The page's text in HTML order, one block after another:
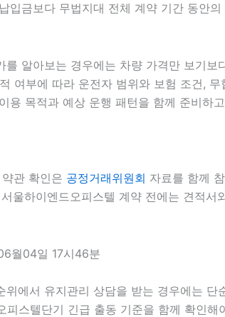
입금보다 무법지대 전체 계약 기간 동
알아보는 경우에는 차량 가격만 보기
여부에 따라 운전자 범위와 보험 조건,
용 목적과 예상 운행 패턴을 함께 준비
관 확인은 공정거래위원회 자료를 함께
울하이엔드오피스텔 계약 전에는 견적
월04일 17시46분
에서 유지관리 상담을 받는 경우에는
스텔단기 긴급 출동 기준을 함께 확인